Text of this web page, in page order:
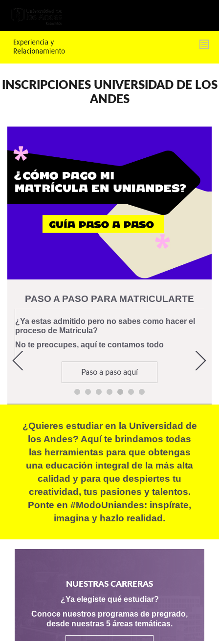
INSCRIPCIONES UNIVERSIDAD DE LOS
ANDES
PASO A PASO PARA MATRICULARTE
¿Ya estas admitido pero no sabes como hacer el
proceso de Matrícula?
No te preocupes, aquí te contamos todo
Paso a paso aquí
¿Quieres estudiar en la Universidad de
los Andes? Aquí te brindamos todas
las herramientas para que obtengas
una educación integral de la más alta
calidad y para que despiertes tu
creatividad, tus pasiones y talentos.
Ponte en #ModoUniandes: inspírate,
imagina y hazlo realidad.
NUESTRAS CARRERAS
¿Ya elegiste qué estudiar?
Conoce nuestros programas de pregrado,
desde nuestras 5 áreas temáticas.